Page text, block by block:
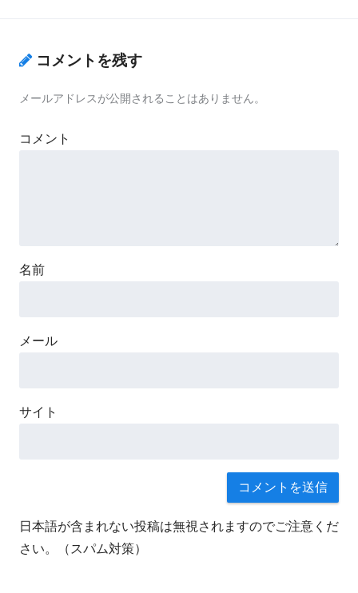
コメントを残す
メールアドレスが公開されることはありません。
コメント
名前
メール
サイト
日本語が含まれない投稿は無視されますのでご注意くだ
さい。（スパム対策）